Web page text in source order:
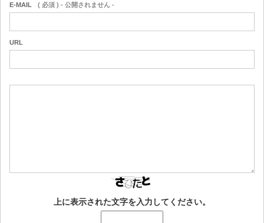
E-MAIL ( 必須 ) - 公開されません -
URL
上に表示された文字を入力してください。